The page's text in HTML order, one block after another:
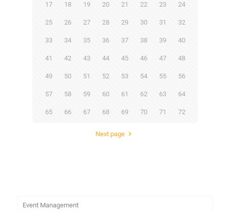
17 18 19 20 21 22 23 24
25 26 27 28 29 30 31 32
33 34 35 36 37 38 39 40
41 42 43 44 45 46 47 48
49 50 51 52 53 54 55 56
57 58 59 60 61 62 63 64
65 66 67 68 69 70 71 72
Next page
Event Management